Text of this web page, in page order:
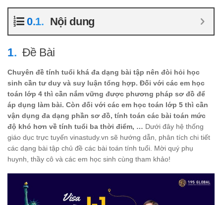
Nội dung
Đề Bài
Chuyên đề tính tuổi khá đa dạng bài tập nên đòi hỏi học
sinh cần tư duy và suy luận tổng hợp. Đối với các em học
toán lớp 4 thì cần nắm vững được phương pháp sơ đồ để
áp dụng làm bài. Còn đối với các em học toán lớp 5 thì cần
vận dụng đa dạng phần sơ đồ, tính toán các bài toán mức
độ khó hơn về tính tuổi ba thời điểm, … Dưới đây hệ thống
giáo dục trực tuyến vinastudy.vn sẽ hướng dẫn, phân tích chi tiết
các dạng bài tập chủ đề các bài toán tính tuổi. Mời quý phụ
huynh, thầy cô và các em học sinh cùng tham khảo!